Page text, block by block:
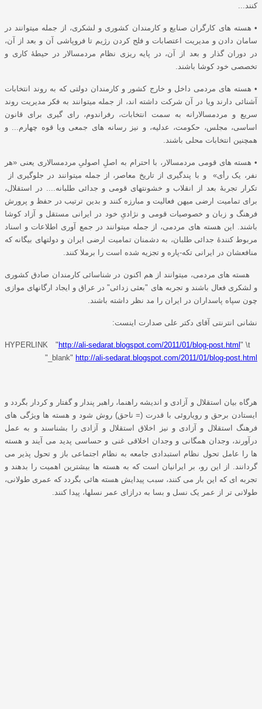
کنند...
• هسته های کارگران صنایع و کارمندان کشوری و لشکری، از جمله میتوانند در
سامان دادن و مدیریت اعتصابات و فلج کردن رژیم تا فروپاشی آن و بعد از آن،
در دوران گذار و بعد از آن، در پایه ریزی نظام مردمسالار در حیطۀ کاری و
تخصصی خود کوشا باشند.
• هسته های مردمی داخل و خارج کشور و کارمندان دولتی که به روند انتخابات
آشنائی دارند ویا در آن شرکت داشته اند، از جمله میتوانند به فکر مدیریت روند
سریع و مردمسالارانه به سمت انتخابات، رفراندوم، رای گیری برای قانون
اساسی، مجلس، حکومت، عدلیه، و نیز رسانه های جمعی ویا قوه چهارم... و
همچنین انتخابات محلی باشند.
• هسته های قومی مردمسالار، با احترام به اصلِ اصولیِ مردمسالاری یعنی «هر
نفر، یک رأی» و با پندگیری از تاریخ معاصر، از جمله میتوانند در جلوگیری از
تکرار تجربۀ بعد از انقلاب و خشونتهای قومی و جدائی طلبانه.... در استقلال،
برای تمامیت ارضی میهن فعالیت و مبارزه کنند و بدین ترتیب در حفظ و پرورش
فرهنگ و زبان و خصوصیات قومی و نژادیِ خود در ایرانی مستقل و آزاد کوشا
باشند. این هسته های مردمی، از جمله میتوانند در جمع آوری اطلاعات و اسناد
مربوط کنندۀ جدائی طلبان، به دشمنان تمامیت ارضی ایران و دولتهای بیگانه که
منافعشان در ایرانی تکه-پاره و تجزیه شده است را برملا کنند.
هسته های مردمی، میتوانند از هم اکنون در شناسائی کارمندان صادق کشوری
و لشکری فعال باشند و تجربه های "بعثی زدائی" در عراق و ایجاد ارگانهای موازی
چون سپاه پاسداران در ایران را مد نظر داشته باشند.
نشانی انترنتی آقای دکتر علی صدارت اینست:
HYPERLINK "
http://ali-sedarat.blogspot.com/2011/01/blog-post.html " \t
"_blank" http://ali-sedarat.blogspot.com/2011/01/blog-post.html
هرگاه بیان استقلال و آزادی و اندیشه راهنما، راهبر پندار و گفتار و کردار بگردد و
ایستادن برحق و رویاروئی با قدرت (= ناحق) روش شود و هسته ها ویژگی های
فرهنگ استقلال و آزادی و نیز اخلاق استقلال و آزادی را بشناسند و به عمل
درآورند، وجدان همگانی و وجدان اخلاقی غنی و حساسی پدید می آیند و هسته
ها را عامل تحول نظام استبدادی جامعه به نظام اجتماعی باز و تحول پذیر می
گردانند. از این رو، بر ایرانیان است که به هسته ها بیشترین اهمیت را بدهند و
تجربه ای که این بار می کنند، سبب پیدایش هسته هائی بگردد که عمری طولانی،
طولانی تر از عمر یک نسل و بسا به درازای عمر نسلها، پیدا کنند.